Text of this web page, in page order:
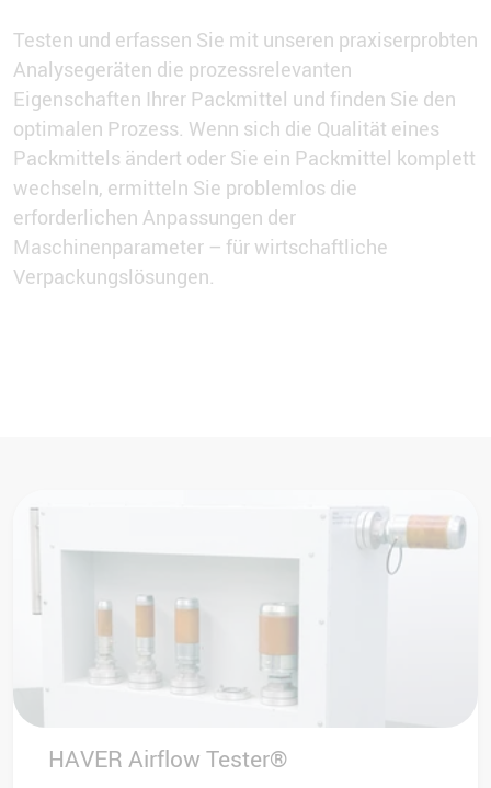
Testen und erfassen Sie mit unseren praxiserprobten
Analysegeräten die prozessrelevanten
Eigenschaften Ihrer Packmittel und finden Sie den
optimalen Prozess. Wenn sich die Qualität eines
Packmittels ändert oder Sie ein Packmittel komplett
wechseln, ermitteln Sie problemlos die
erforderlichen Anpassungen der
Maschinenparameter – für wirtschaftliche
Verpackungslösungen.
HAVER Airflow Tester®